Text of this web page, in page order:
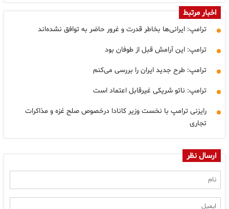
اخبار مرتبط
ترامپ: ایرانی‌ها بخاطر قدرت و غرور حاضر به توافق نشده‌اند
ترامپ: این آرامش قبل از طوفان بود
ترامپ: طرح جدید ایران را بررسی می‌کنم
ترامپ: ناتو شریکی غیرقابل اعتماد است
رایزنی ترامپ با نخست وزیر کانادا درخصوص صلح غزه و مذاکرات
تجاری
ارسال نظر